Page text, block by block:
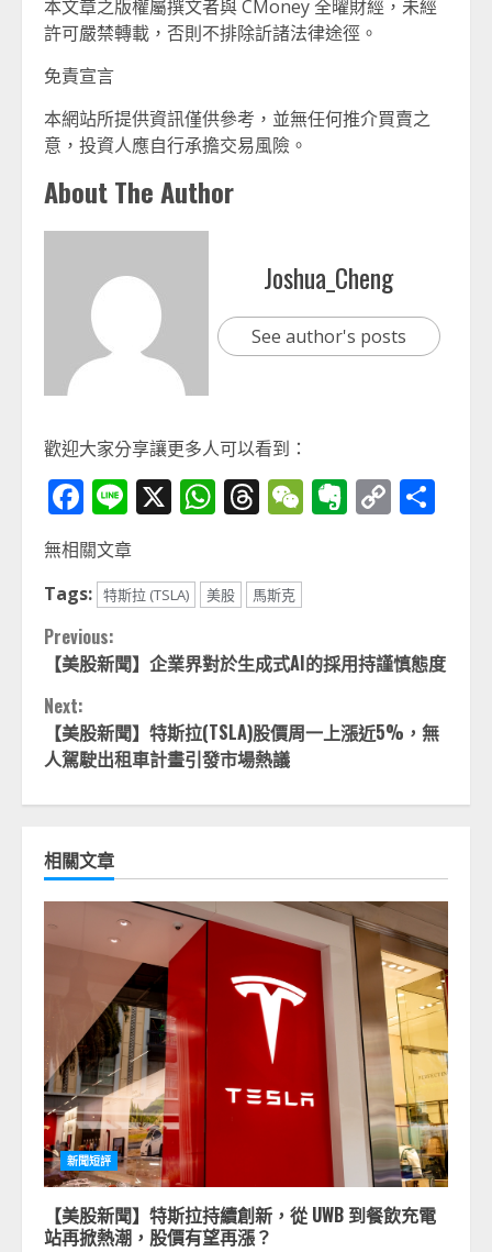
本文章之版權屬撰文者與 CMoney 全曜財經，未經
許可嚴禁轉載，否則不排除訢諸法律途徑。
免責宣言
本網站所提供資訊僅供參考，並無任何推介買賣之
意，投資人應自行承擔交易風險。
About The Author
Joshua_Cheng
See author's posts
歡迎大家分享讓更多人可以看到：
Facebook
Line
X WhatsApp
Threads
WeChat
Evernote
Copy
無相關文章
Tags: 特斯拉 (TSLA) 美股 馬斯克
Continue
Reading
Previous:
【美股新聞】企業界對於生成式AI的採用持謹慎態度
Next:
【美股新聞】特斯拉(TSLA)股價周一上漲近5%，無
人駕駛出租車計畫引發市場熱議
相關文章
新聞短評
【美股新聞】特斯拉持續創新，從 UWB 到餐飲充電
站再掀熱潮，股價有望再漲？